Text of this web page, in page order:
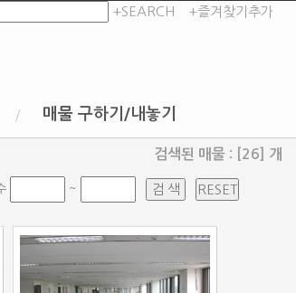
+SEARCH +즐겨찾기추가
매물 구하기/내놓기
검색된 매물 : [26] 개
~